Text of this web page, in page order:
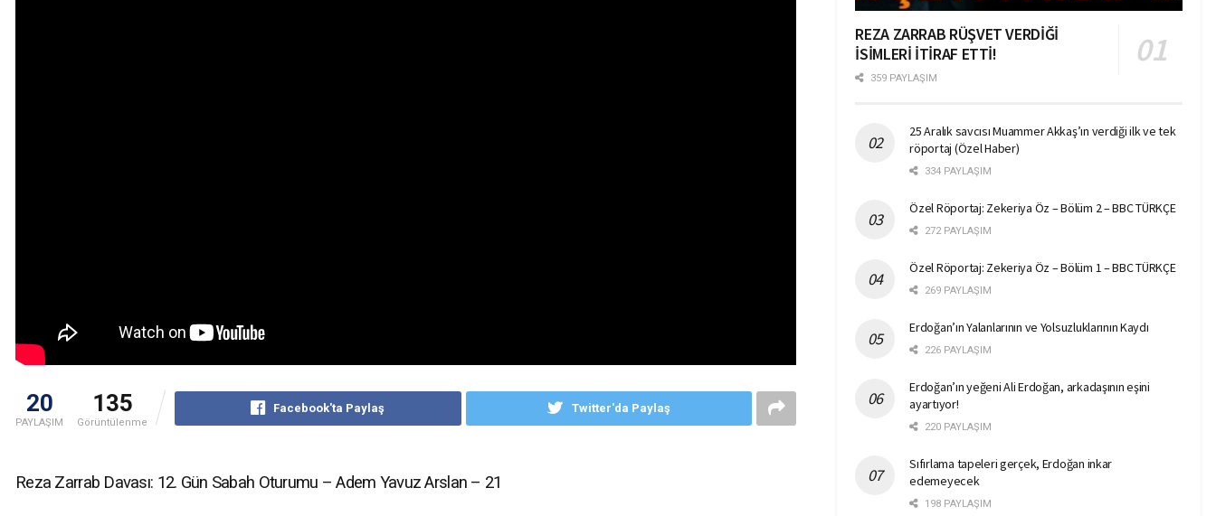
20
PAYLAŞIM
135
Görüntülenme
Facebook'ta Paylaş Twitter'da Paylaş
Reza Zarrab Davası: 12. Gün Sabah Oturumu – Adem Yavuz Arslan – 21
REZA ZARRAB RÜŞVET VERDİĞİ
İSİMLERİ İTİRAF ETTİ!
359 PAYLAŞIM
25 Aralık savcısı Muammer Akkaş’ın verdiği ilk ve tek
röportaj (Özel Haber)
334 PAYLAŞIM
Özel Röportaj: Zekeriya Öz – Bölüm 2 – BBC TÜRKÇE
272 PAYLAŞIM
Özel Röportaj: Zekeriya Öz – Bölüm 1 – BBC TÜRKÇE
269 PAYLAŞIM
Erdoğan’ın Yalanlarının ve Yolsuzluklarının Kaydı
226 PAYLAŞIM
Erdoğan’ın yeğeni Ali Erdoğan, arkadaşının eşini
ayartıyor!
220 PAYLAŞIM
Sıfırlama tapeleri gerçek, Erdoğan inkar
edemeyecek
198 PAYLAŞIM